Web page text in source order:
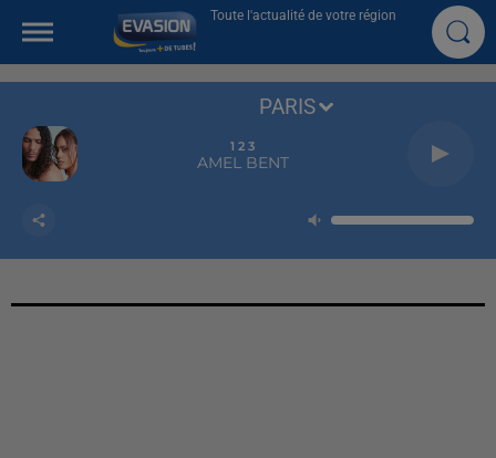
Toute l'actualité de votre région
1 2 3
AMEL BENT
PARIS